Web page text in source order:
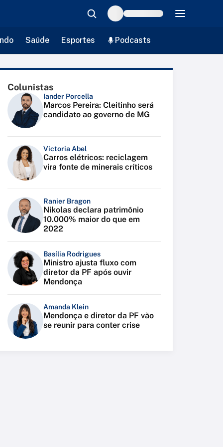
Saúde Esportes Podcasts
Colunistas
Iander Porcella
Marcos Pereira: Cleitinho será
candidato ao governo de MG
Victoria Abel
Carros elétricos: reciclagem
vira fonte de minerais críticos
Ranier Bragon
Nikolas declara patrimônio
10.000% maior do que em
2022
Basília Rodrigues
Ministro ajusta fluxo com
diretor da PF após ouvir
Mendonça
Amanda Klein
Mendonça e diretor da PF vão
se reunir para conter crise